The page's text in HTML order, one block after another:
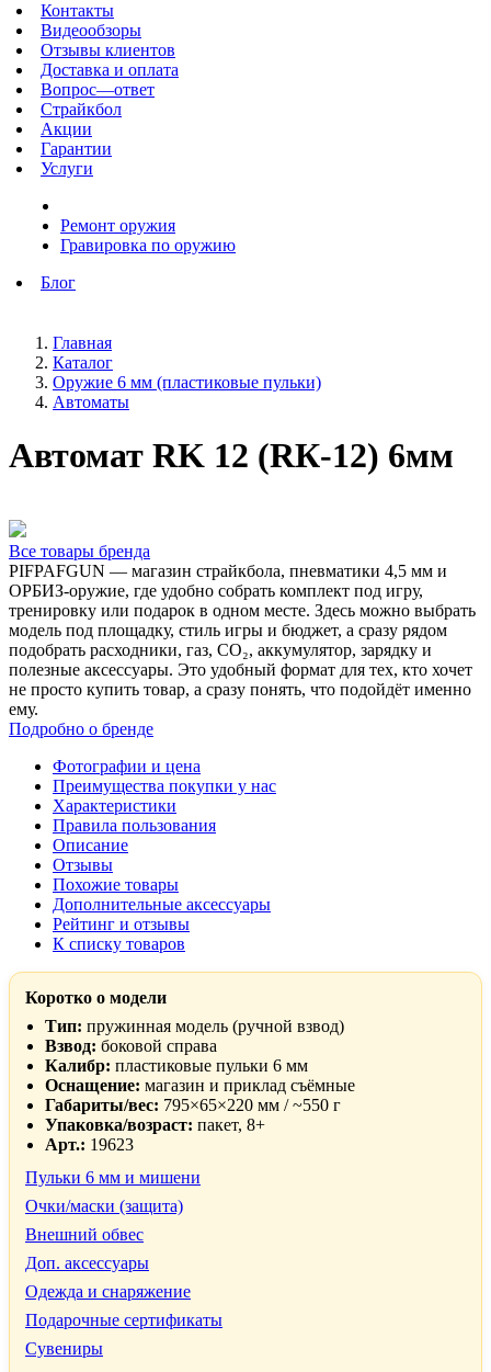
Контакты
Видеообзоры
Отзывы клиентов
Доставка и оплата
Вопрос—ответ
Страйкбол
Акции
Гарантии
Услуги
Ремонт оружия
Гравировка по оружию
Блог
Главная
Каталог
Оружие 6 мм (пластиковые пульки)
Автоматы
Автомат RK 12 (RК-12) 6мм
Все товары бренда
PIFPAFGUN — магазин страйкбола, пневматики 4,5 мм и
ОРБИЗ-оружие, где удобно собрать комплект под игру,
тренировку или подарок в одном месте. Здесь можно выбрать
модель под площадку, стиль игры и бюджет, а сразу рядом
подобрать расходники, газ, CO₂, аккумулятор, зарядку и
полезные аксессуары. Это удобный формат для тех, кто хочет
не просто купить товар, а сразу понять, что подойдёт именно
ему.
Подробно о бренде
Фотографии и цена
Преимущества покупки у нас
Характеристики
Правила пользования
Описание
Отзывы
Похожие товары
Дополнительные аксессуары
Рейтинг и отзывы
К списку товаров
Коротко о модели
Тип: пружинная модель (ручной взвод)
Взвод: боковой справа
Калибр: пластиковые пульки 6 мм
Оснащение: магазин и приклад съёмные
Габариты/вес: 795×65×220 мм / ~550 г
Упаковка/возраст: пакет, 8+
Арт.: 19623
Пульки 6 мм и мишени
Очки/маски (защита)
Внешний обвес
Доп. аксессуары
Одежда и снаряжение
Подарочные сертификаты
Сувениры